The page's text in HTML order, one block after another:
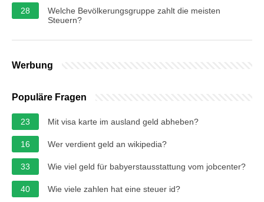
28
Welche Bevölkerungsgruppe zahlt die meisten
Steuern?
Werbung
Populäre Fragen
23 Mit visa karte im ausland geld abheben?
16 Wer verdient geld an wikipedia?
33 Wie viel geld für babyerstausstattung vom jobcenter?
40 Wie viele zahlen hat eine steuer id?